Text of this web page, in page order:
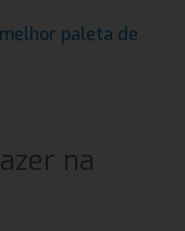
paleta de
na